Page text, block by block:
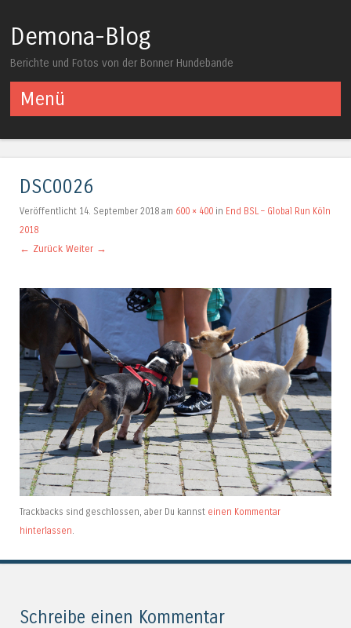
Demona-Blog
Berichte und Fotos von der Bonner Hundebande
Menü
DSC0026
Veröffentlicht 14. September 2018 am 600 × 400 in End BSL – Global Run Köln
2018
← Zurück Weiter →
Trackbacks sind geschlossen, aber Du kannst einen Kommentar
hinterlassen.
Schreibe einen Kommentar